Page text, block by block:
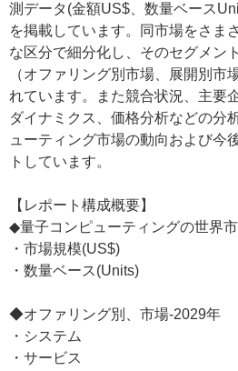
測データ(金額US$、数量ベース
を掲載しています。同市場をさま
な区分で細分化し、そのセグメン
（オファリング別市場、展開別市
れています。また競合状況、主要
ダイナミクス、価格分析などの分
ューティング市場の動向および今
トしています。
【レポート構成概要】
◆量子コンピューティングの世界
・市場規模(US$)
・数量ベース(Units)
◆オファリング別、市場-2029年
・システム
・サービス